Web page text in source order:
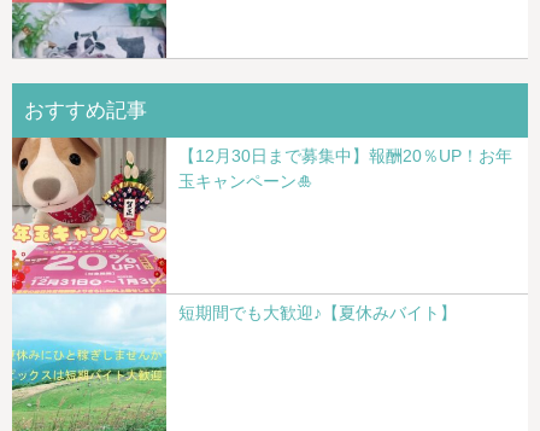
おすすめ記事
【12月30日まで募集中】報酬20％UP！お年
玉キャンペーン🎍
短期間でも大歓迎♪【夏休みバイト】